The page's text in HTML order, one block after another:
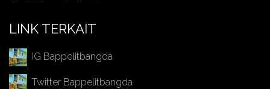
LINK TERKAIT
IG Bappelitbangda
Twitter Bappelitbangda